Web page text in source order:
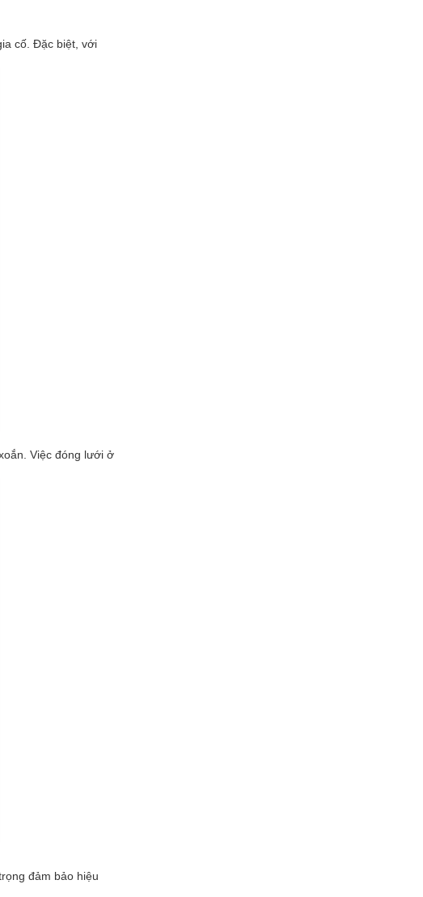
cố. Đặc biệt, với
Việc đóng lưới ở
đảm bảo hiệu